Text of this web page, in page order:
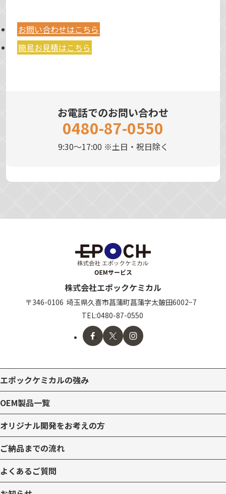
お問い合わせはこちら
簡易お見積はこちら
お電話でのお問い合わせ
0480-87-0550
9:30～17:00 ※土日・祝日除く
株式会社エポックケミカル
〒346-0106 埼玉県久喜市菖蒲町菖蒲字太皷田6002−7
TEL:0480-87-0550
エポックケミカルの強み
OEM製品一覧
オリジナル開発をお考えの方
ご納品までの流れ
よくあるご質問